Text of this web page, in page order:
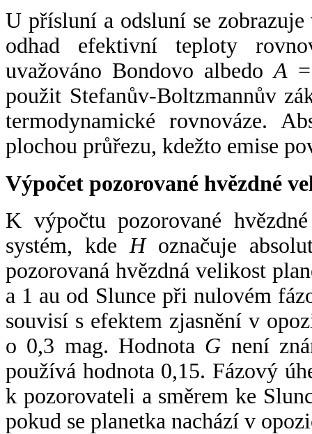
U přísluní a odsluní se
odhad efektivní teploty
uvažováno Bondovo albedoA
použit Stefanův-Boltzmannův
termodynamické rovnováze.
plochou průřezu, kdežto emise
Výpočet pozorované hvězdné
K výpočtu pozorované
systém, kde Hoznačuje
pozorovaná hvězdná velikost
a 1 au od Slunce při nulovém
souvisí s efektem zjasnění v
o 0,3 mag. Hodnota G není
používá hodnota 0,15. Fázový
k pozorovateli a směrem ke
pokud se planetka nachází v